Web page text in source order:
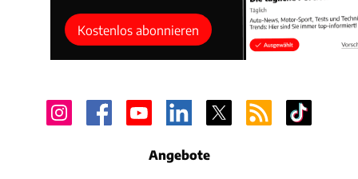
Kostenlos abonnieren
Angebote